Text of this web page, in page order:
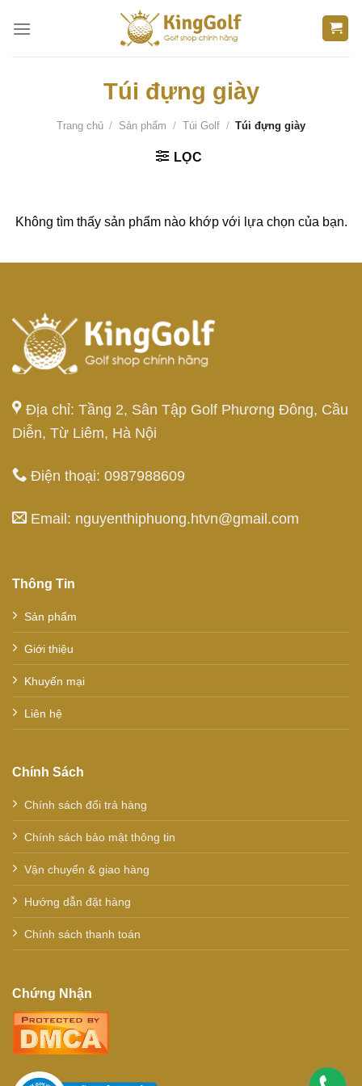
qua
Túi đựng giày
Trang chủ / Sản phẩm / Túi Golf / Túi đựng giày
LỌC
Không tìm thấy sản phẩm nào khớp với lựa chọn của bạn.
Địa chỉ: Tầng 2, Sân Tập Golf Phương Đông, Cầu
Diễn, Từ Liêm, Hà Nội
Điện thoại: 0987988609
Email: nguyenthiphuong.htvn@gmail.com
Thông Tin
Sản phẩm
Giới thiệu
Khuyến mại
Liên hệ
Chính Sách
Chính sách đổi trả hàng
Chính sách bảo mật thông tin
Vận chuyển & giao hàng
Hướng dẫn đặt hàng
Chính sách thanh toán
Chứng Nhận